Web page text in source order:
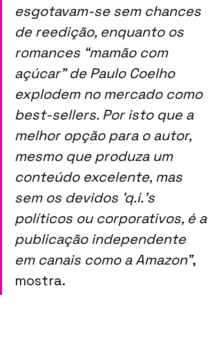
esgotavam-se sem chances
de reedição, enquanto os
romances “mamão com
açúcar” de Paulo Coelho
explodem no mercado como
best-sellers. Por isto que a
melhor opção para o autor,
mesmo que produza um
conteúdo excelente, mas
sem os devidos 'q.i.'s
políticos ou corporativos, é a
publicação independente
em canais como a Amazon”,
mostra.